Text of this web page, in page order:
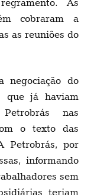
cobraram a
as reuniões do
do
que já haviam
nas
o texto das
Petrobrás, por
informando
sem
teriam